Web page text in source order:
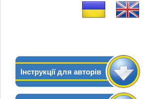
Інструкції для авторів